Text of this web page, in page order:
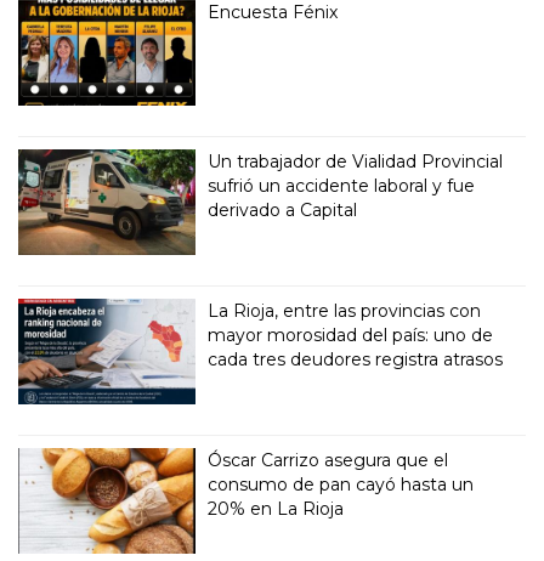
Encuesta Fénix
Un trabajador de Vialidad Provincial
sufrió un accidente laboral y fue
derivado a Capital
La Rioja, entre las provincias con
mayor morosidad del país: uno de
cada tres deudores registra atrasos
Óscar Carrizo asegura que el
consumo de pan cayó hasta un
20% en La Rioja